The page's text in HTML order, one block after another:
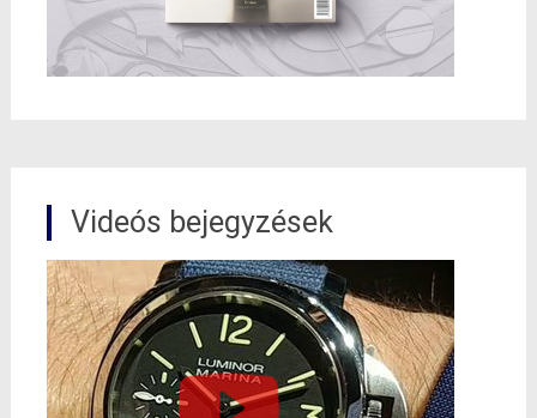
Videós bejegyzések